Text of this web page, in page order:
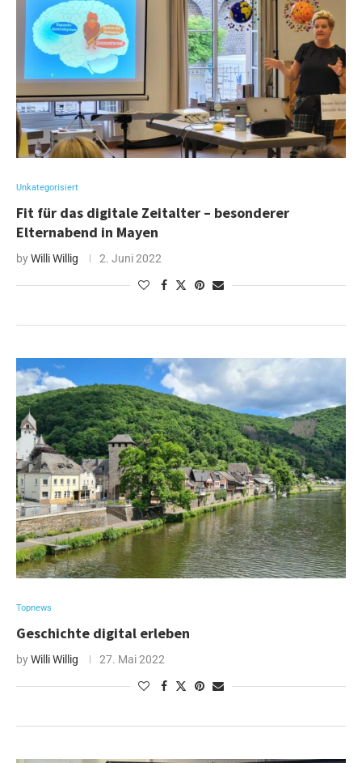
Unkategorisiert
Fit für das digitale Zeitalter – besonderer
Elternabend in Mayen
byWilli Willig 2. Juni 2022
Topnews
Geschichte digital erleben
byWilli Willig 27. Mai 2022